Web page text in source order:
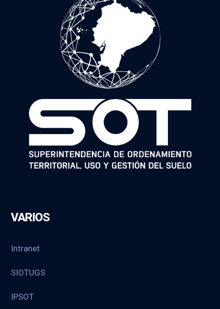
VARIOS
Intranet
SIOTUGS
IPSOT